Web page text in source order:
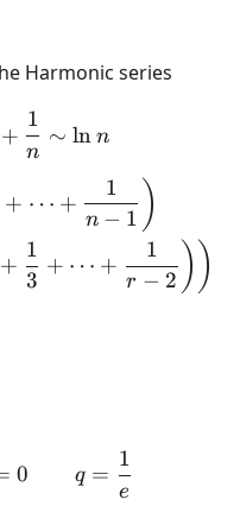
Harmonic series
+ \frac{1}{2} +
+
n
1
∼ ln n
+ ⋯ +
n − 1
1 )
+
3
1
+ ⋯ +
r − 2
1 ))
= -\ln q -1 = 0
0 q =
e
1